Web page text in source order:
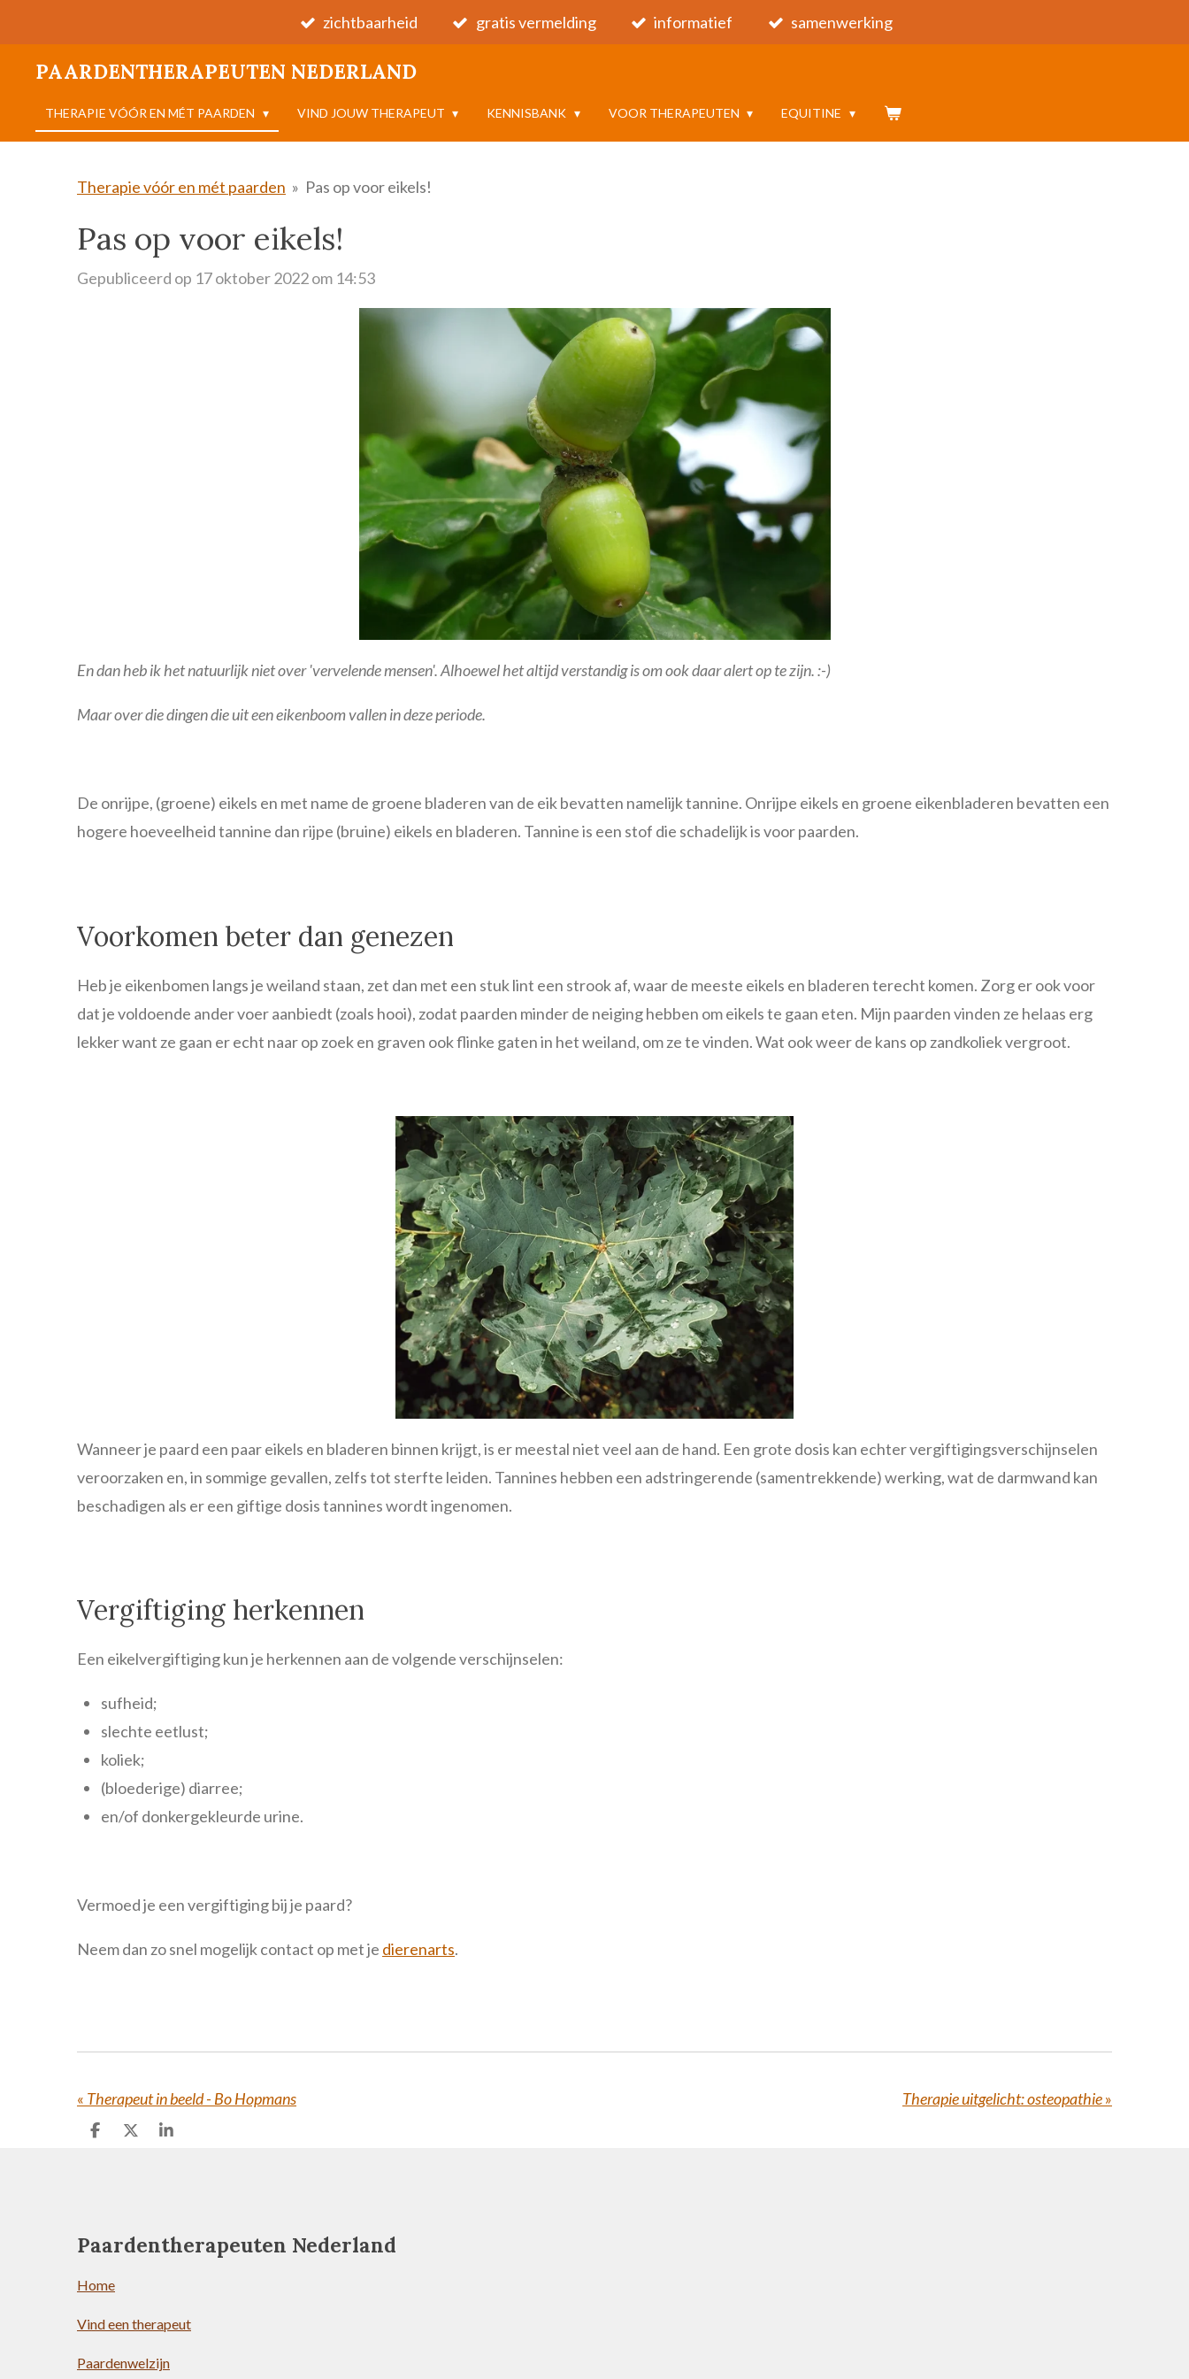
naar
hoofdinhoud
zichtbaarheid gratis vermelding informatief samenwerking
PAARDENTHERAPEUTEN NEDERLAND
THERAPIE VÓÓR EN MÉT PAARDEN VIND JOUW THERAPEUT KENNISBANK VOOR THERAPEUTEN EQUITINE
Therapie vóór en mét paarden » Pas op voor eikels!
Pas op voor eikels!
Gepubliceerd op 17 oktober 2022 om 14:53
En dan heb ik het natuurlijk niet over 'vervelende mensen'. Alhoewel het altijd verstandig is om ook daar alert op te zijn. :-)
Maar over die dingen die uit een eikenboom vallen in deze periode.
De onrijpe, (groene) eikels en met name de groene bladeren van de eik bevatten namelijk tannine. Onrijpe eikels en groene eikenbladeren bevatten een
hogere hoeveelheid tannine dan rijpe (bruine) eikels en bladeren. Tannine is een stof die schadelijk is voor paarden.
Voorkomen beter dan genezen
Heb je eikenbomen langs je weiland staan, zet dan met een stuk lint een strook af, waar de meeste eikels en bladeren terecht komen. Zorg er ook voor
dat je voldoende ander voer aanbiedt (zoals hooi), zodat paarden minder de neiging hebben om eikels te gaan eten. Mijn paarden vinden ze helaas erg
lekker want ze gaan er echt naar op zoek en graven ook flinke gaten in het weiland, om ze te vinden. Wat ook weer de kans op zandkoliek vergroot.
Wanneer je paard een paar eikels en bladeren binnen krijgt, is er meestal niet veel aan de hand. Een grote dosis kan echter vergiftigingsverschijnselen
veroorzaken en, in sommige gevallen, zelfs tot sterfte leiden. Tannines hebben een adstringerende (samentrekkende) werking, wat de darmwand kan
beschadigen als er een giftige dosis tannines wordt ingenomen.
Vergiftiging herkennen
Een eikelvergiftiging kun je herkennen aan de volgende verschijnselen:
sufheid;
slechte eetlust;
koliek;
(bloederige) diarree;
en/of donkergekleurde urine.
Vermoed je een vergiftiging bij je paard?
Neem dan zo snel mogelijk contact op met je dierenarts.
« Therapeut in beeld - Bo Hopmans Therapie uitgelicht: osteopathie»
D
D
S
Paardentherapeuten Nederland
Home
Vind een therapeut
Paardenwelzijn